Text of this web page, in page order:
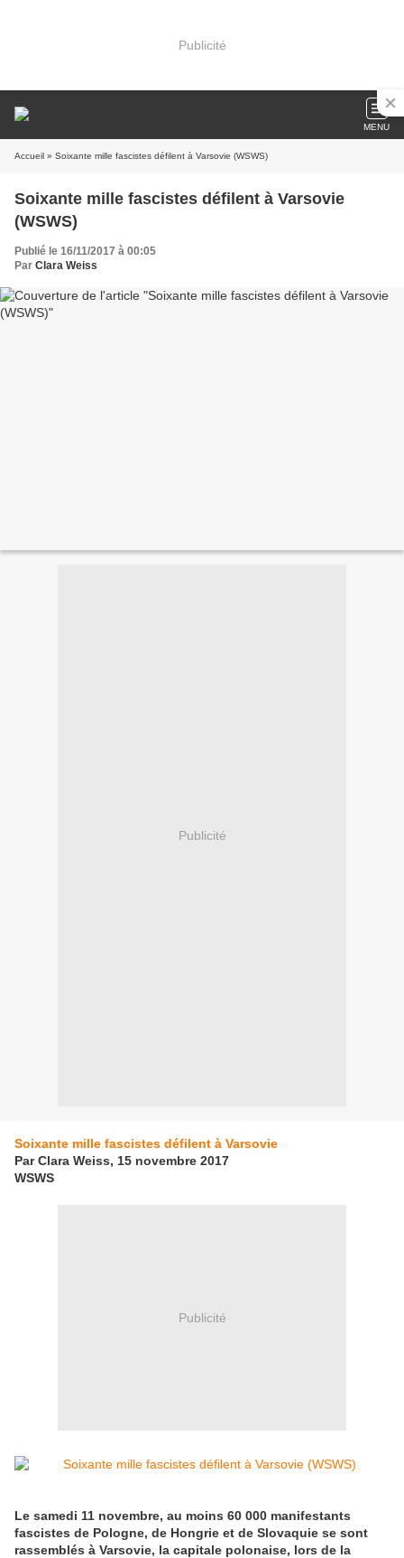
Publicité
MENU
Accueil » Soixante mille fascistes défilent à Varsovie (WSWS)
Soixante mille fascistes défilent à Varsovie
(WSWS)
Publié le 16/11/2017 à 00:05
Par Clara Weiss
Publicité
Soixante mille fascistes défilent à Varsovie
Par Clara Weiss, 15 novembre 2017
WSWS
Publicité
Le samedi 11 novembre, au moins 60 000 manifestants
fascistes de Pologne, de Hongrie et de Slovaquie se sont
rassemblés à Varsovie, la capitale polonaise, lors de la